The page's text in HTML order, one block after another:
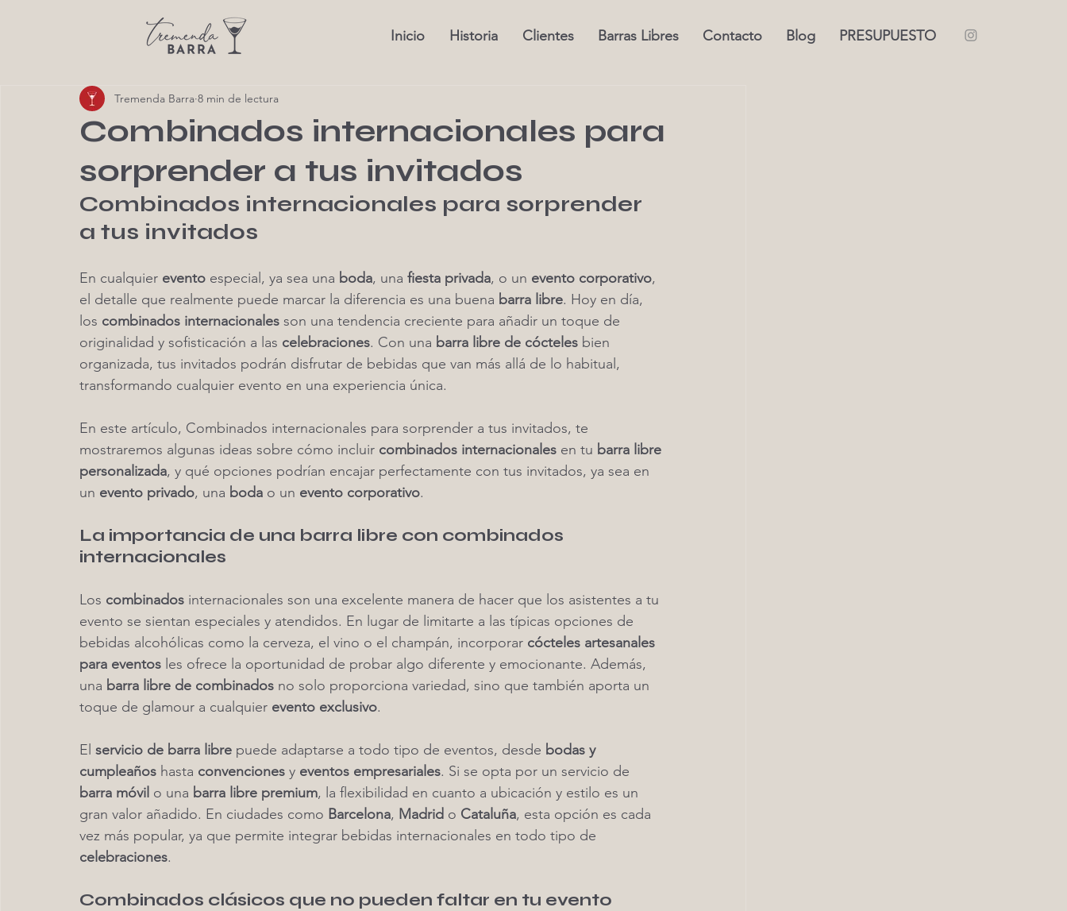
Inicio Historia Clientes Barras Libres Contacto Blog PRESUPUESTO
Combinados internacionales para
sorprender a tus invitados
Tremenda Barra 8 min de lectura
Combinados internacionales para sorprender
a tus invitados
En cualquier evento especial, ya sea una boda, una fiesta privada, o un evento corporativo,
el detalle que realmente puede marcar la diferencia es una buena barra libre. Hoy en día,
los combinados internacionales son una tendencia creciente para añadir un toque de
originalidad y sofisticación a las celebraciones. Con una barra libre de cócteles bien
organizada, tus invitados podrán disfrutar de bebidas que van más allá de lo habitual,
transformando cualquier evento en una experiencia única.
En este artículo, Combinados internacionales para sorprender a tus invitados, te
mostraremos algunas ideas sobre cómo incluir combinados internacionales en tu barra libre
personalizada, y qué opciones podrían encajar perfectamente con tus invitados, ya sea en
un evento privado, una boda o un evento corporativo.
La importancia de una barra libre con combinados
internacionales
Los combinados internacionales son una excelente manera de hacer que los asistentes a tu
evento se sientan especiales y atendidos. En lugar de limitarte a las típicas opciones de
bebidas alcohólicas como la cerveza, el vino o el champán, incorporar cócteles artesanales
para eventos les ofrece la oportunidad de probar algo diferente y emocionante. Además,
una barra libre de combinados no solo proporciona variedad, sino que también aporta un
toque de glamour a cualquier evento exclusivo.
El servicio de barra libre puede adaptarse a todo tipo de eventos, desde bodas y
cumpleaños hasta convenciones y eventos empresariales. Si se opta por un servicio de
barra móvil o una barra libre premium, la flexibilidad en cuanto a ubicación y estilo es un
gran valor añadido. En ciudades como Barcelona, Madrid o Cataluña, esta opción es cada
vez más popular, ya que permite integrar bebidas internacionales en todo tipo de
celebraciones.
Combinados clásicos que no pueden faltar en tu evento